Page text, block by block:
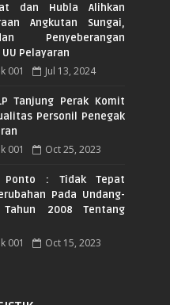
dan Hubla Alihkan
Angkutan Sungai,
Penyeberangan
Pelayaran
001 Jul 13, 2024
Tanjung Perak Komit
Personil Penegak
001 Oct 25, 2023
Ponto : Tidak Tepat
Pada Undang-
2008 Tentang
001 Oct 15, 2023